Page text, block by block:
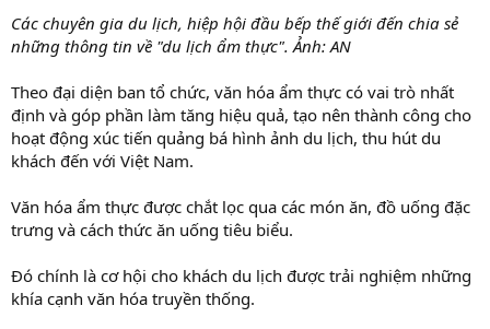
Các chuyên gia du lịch, hiệp hội đầu bếp thế giới đến chia sẻ
những thông tin về "du lịch ẩm thực". Ảnh: AN
Theo đại diện ban tổ chức, văn hóa ẩm thực có vai trò nhất
định và góp phần làm tăng hiệu quả, tạo nên thành công cho
hoạt động xúc tiến quảng bá hình ảnh du lịch, thu hút du
khách đến với Việt Nam.
Văn hóa ẩm thực được chắt lọc qua các món ăn, đồ uống đặc
trưng và cách thức ăn uống tiêu biểu.
Đó chính là cơ hội cho khách du lịch được trải nghiệm những
khía cạnh văn hóa truyền thống.